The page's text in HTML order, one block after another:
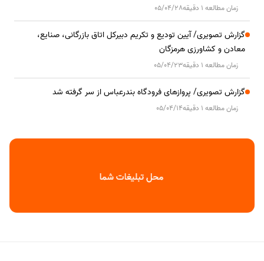
زمان مطالعه 1 دقیقه 05/04/28
گزارش تصویری/ آیین تودیع و تکریم دبیرکل اتاق بازرگانی، صنایع،
معادن و کشاورزی هرمزگان
زمان مطالعه 1 دقیقه 05/04/23
گزارش تصویری/ پروازهای فرودگاه بندرعباس از سر گرفته شد
زمان مطالعه 1 دقیقه 05/04/14